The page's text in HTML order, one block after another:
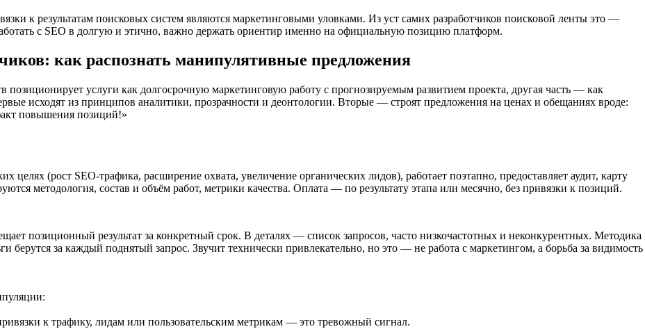
к результатам поисковых систем являются маркетинговыми уловками. Из уст самих разработчиков поисковой ленты это —
с SEO в долгую и этично, важно держать ориентир именно на официальную позицию платформ.
как распознать манипулятивные предложения
позиционирует услуги как долгосрочную маркетинговую работу с прогнозируемым развитием проекта, другая часть — как
исходят из принципов аналитики, прозрачности и деонтологии. Вторые — строят предложения на ценах и обещаниях вроде:
повышения позиций!»
целях (рост SEO-трафика, расширение охвата, увеличение органических лидов), работает поэтапно, предоставляет аудит, карту
методология, состав и объём работ, метрики качества. Оплата — по результату этапа или месячно, без привязки к позиций.
позиционный результат за конкретный срок. В деталях — список запросов, часто низкочастотных и неконкурентных. Методика
за каждый поднятый запрос. Звучит технически привлекательно, но это — не работа с маркетингом, а борьба за видимость
к трафику, лидам или пользовательским метрикам — это тревожный сигнал.